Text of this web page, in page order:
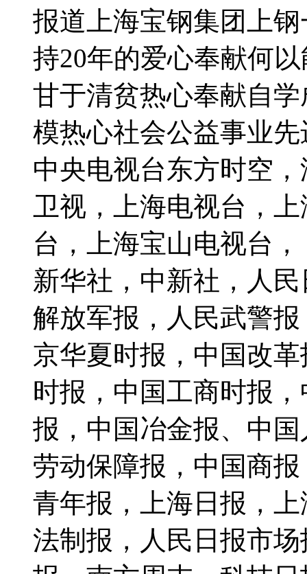
报道上海宝钢集团上
持20年的爱心奉献何
甘于清贫热心奉献自
模热心社会公益事业
中央电视台东方时空
卫视，上海电视台，
台，上海宝山电视台，
新华社，中新社，人
解放军报，人民武警
京华夏时报，中国改
时报，中国工商时报
报，中国冶金报、中
劳动保障报，中国商
青年报，上海日报，
法制报，人民日报市